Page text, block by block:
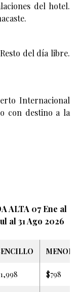
del hotel.
del día libre.
Internacional
con destino a la
ALTA 07 Ene al
al 31 Ago 2026
MENOR
$798